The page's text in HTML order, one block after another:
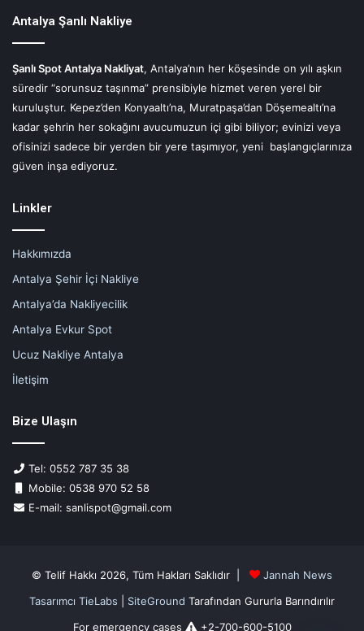
Antalya Şanlı Nakliye
Şanlı Spot Antalya Nakliyat, Antalya’nın her köşesinde on yılı aşkın
süredir “sorunsuz taşınma” prensibiyle hizmet veren yerel bir
kuruluştur. Kepez’den Konyaaltı’na, Muratpaşa’dan Döşemealtı’na
kadar şehrin her sokağını avucumuzun içi gibi biliyor; evinizi veya
ofisinizi sadece bir yerden bir yere taşımıyor, yeni başlangıçlarınıza
güven inşa ediyoruz.
Linkler
Hakkımızda
Antalya Şehir İçi Nakliye
Antalya’da Nakliyecilik
Antalya Evkur Spot
Ucuz Nakliye Antalya
İletişim
Bize Ulaşın
Tel: 0552 787 35 38
Mobile: 0538 970 52 58
E-mail: sanlispot@gmail.com
© Telif Hakkı 2026, Tüm Hakları Saklıdır |
Jannah News
Tasarımcı TieLabs
SiteGround Tarafından Gururla Barındırılır
For emergency cases
+2-700-600-5100